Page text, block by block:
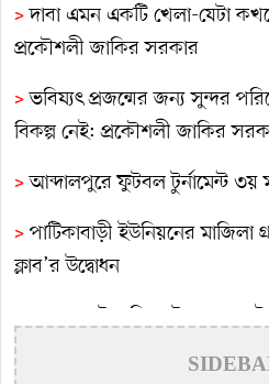
>দাবা এমন একটি খেলা-যেটা
প্রকৌশলী জাকির সরকার
>ভবিষ্যৎ প্রজন্মের জন্য সুন্দর
বিকল্প নেই: প্রকৌশলী জাকির
>আব্দালপুরে ফুটবল টুর্নামেন্ট ৩য়
> পাটিকাবাড়ী ইউনিয়নের মাজিলা
ক্লাব’র উদ্বোধন
>
দৌলতপুরে টাপেন্টাডল